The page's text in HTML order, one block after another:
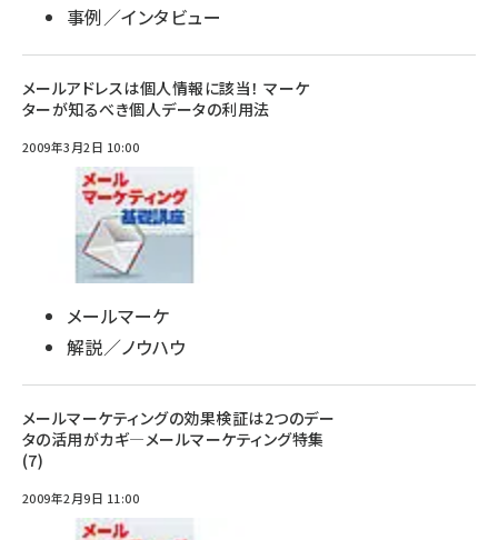
事例／インタビュー
メールアドレスは個人情報に該当！ マーケ
ターが知るべき個人データの利用法
2009年3月2日 10:00
メールマーケ
解説／ノウハウ
メールマーケティングの効果検証は2つのデー
タの活用がカギ―メールマーケティング特集
(7)
2009年2月9日 11:00